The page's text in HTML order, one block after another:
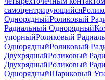
самоцентрирующийся
ОднорядныйРоликовый
Радиальный Однорядный
упорныйРоликовый
ОднорядныйРоликовый
ДвухрядныйРоликовый
ДвухрядныйРоликовый
ОднорядныйШариковый